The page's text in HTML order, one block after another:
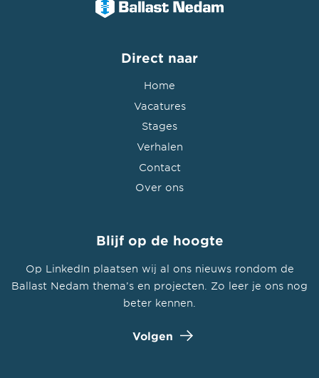
Direct naar
Home
Vacatures
Stages
Verhalen
Contact
Over ons
Blijf op de hoogte
Op LinkedIn plaatsen wij al ons nieuws rondom de
Ballast Nedam thema’s en projecten. Zo leer je ons nog
beter kennen.
Volgen